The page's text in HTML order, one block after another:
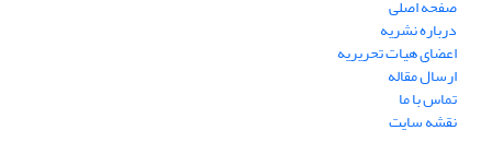
صفحه اصلی
درباره نشریه
اعضای هیات تحریریه
ارسال مقاله
تماس با ما
نقشه سایت